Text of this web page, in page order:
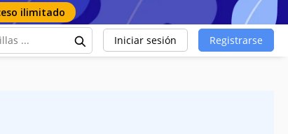
ilimitado
Iniciar sesión Registrarse